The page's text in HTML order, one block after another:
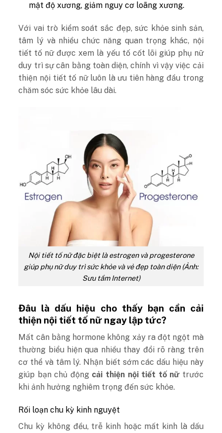
mật độ xương, giảm nguy cơ loãng xương.
Với vai trò kiểm soát sắc đẹp, sức khỏe sinh sản,
tâm lý và nhiều chức năng quan trọng khác, nội
tiết tố nữ được xem là yếu tố cốt lõi giúp phụ nữ
duy trì sự cân bằng toàn diện, chính vì vậy việc cải
thiện nội tiết tố nữ luôn là ưu tiên hàng đầu trong
chăm sóc sức khỏe lâu dài.
Nội tiết tố nữ đặc biệt là estrogen và progesterone
giúp phụ nữ duy trì sức khỏe và vẻ đẹp toàn diện (Ảnh:
Sưu tầm Internet)
Đâu là dấu hiệu cho thấy bạn cần cải
thiện nội tiết tố nữ ngay lập tức?
Mất cân bằng hormone không xảy ra đột ngột mà
thường biểu hiện qua nhiều thay đổi rõ ràng trên
cơ thể và tâm lý. Nhận biết sớm các dấu hiệu này
giúp bạn chủ động cải thiện nội tiết tố nữtrước
khi ảnh hưởng nghiêm trọng đến sức khỏe.
Rối loạn chu kỳ kinh nguyệt
Chu kỳ không đều, trễ kinh hoặc mất kinh là dấu